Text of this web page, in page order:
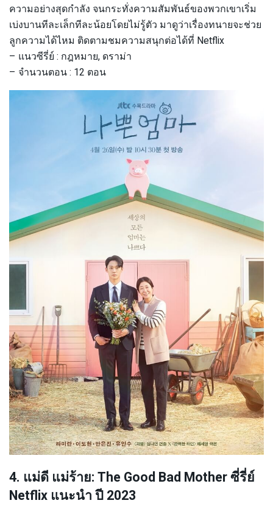
ความอย่างสุดกำลัง จนกระทั่งความสัมพันธ์ของพวกเขาเริ่ม
เบ่งบานทีละเล็กทีละน้อยโดยไม่รู้ตัว มาดูว่าเรื่องทนายจะช่วย
ลูกความได้ไหม ติดตามชมความสนุกต่อได้ที่ Netflix
– แนวซีรี่ย์ : กฎหมาย, ดราม่า
– จำนวนตอน : 12 ตอน
4. แม่ดี แม่ร้าย: The Good Bad Mother ซี่รี่ย์
Netflix แนะนำ ปี 2023